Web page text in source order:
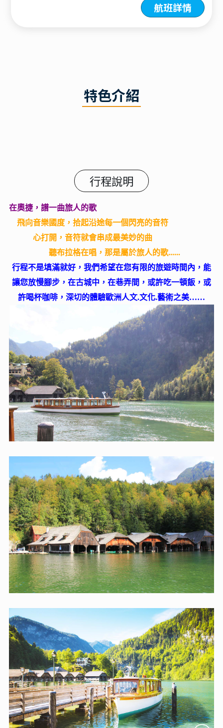
航班詳情
特色介紹
行程說明
在奧捷，譜一曲旅人的歌
飛向音樂國度，拾起沿途每一個閃亮的音符
心打開，音符就會串成最美妙的曲
聽布拉格在唱，那是屬於旅人的歌......
行程不是填滿就好，我們希望在您有限的旅遊時間內，能
讓您放慢腳步，在古城中，在巷弄間，或許吃一頓飯，或
許喝杯咖啡，深切的體驗歐洲人文.文化.藝術之美……